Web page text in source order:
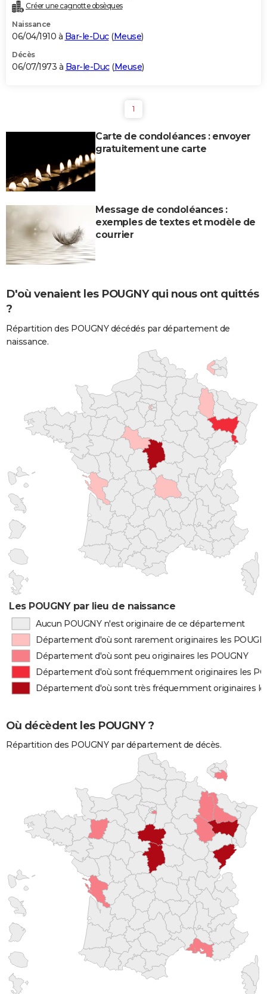
Créer une cagnotte obsèques
Naissance
06/04/1910 à Bar-le-Duc(Meuse)
Décès
06/07/1973 à Bar-le-Duc(Meuse)
1
Carte de condoléances : envoyer
gratuitement une carte
Message de condoléances :
exemples de textes et modèle de
courrier
D'où venaient les POUGNY qui nous ont quittés
?
Répartition des POUGNY décédés par département de
naissance.
Les POUGNY par lieu de naissance
Aucun POUGNY n'est originaire de ce département
Département d'où sont rarement originaires les
Département d'où sont peu originaires les POUGNY
Département d'où sont fréquemment originaires les
Département d'où sont très fréquemment originaires
Où décèdent les POUGNY ?
Répartition des POUGNY par département de décès.